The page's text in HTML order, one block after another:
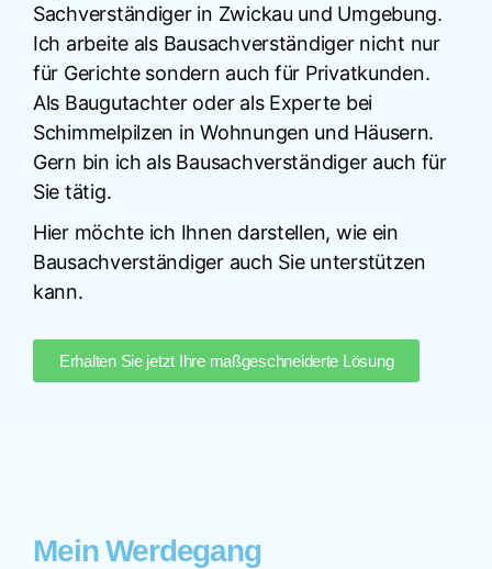
Sachverständiger in Zwickau und Umgebung.
Ich arbeite als Bausachverständiger nicht nur
für Gerichte sondern auch für Privatkunden.
Als Baugutachter oder als Experte bei
Schimmelpilzen in Wohnungen und Häusern.
Gern bin ich als Bausachverständiger auch für
Sie tätig.
Hier möchte ich Ihnen darstellen, wie ein
Bausachverständiger auch Sie unterstützen
kann.
Erhalten Sie jetzt Ihre maßgeschneiderte Lösung
Mein Werdegang